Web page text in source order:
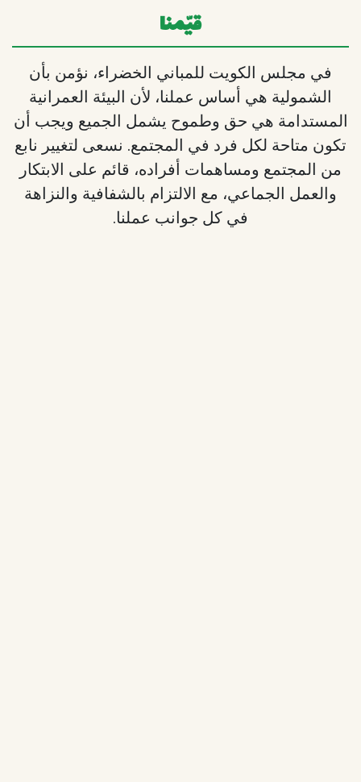
قيّمنا
في مجلس الكويت للمباني الخضراء، نؤمن بأن
الشمولية هي أساس عملنا، لأن البيئة العمرانية
المستدامة هي حق وطموح يشمل الجميع ويجب أن
تكون متاحة لكل فرد في المجتمع. نسعى لتغيير نابع
من المجتمع ومساهمات أفراده، قائم على الابتكار
والعمل الجماعي، مع الالتزام بالشفافية والنزاهة
في كل جوانب عملنا.